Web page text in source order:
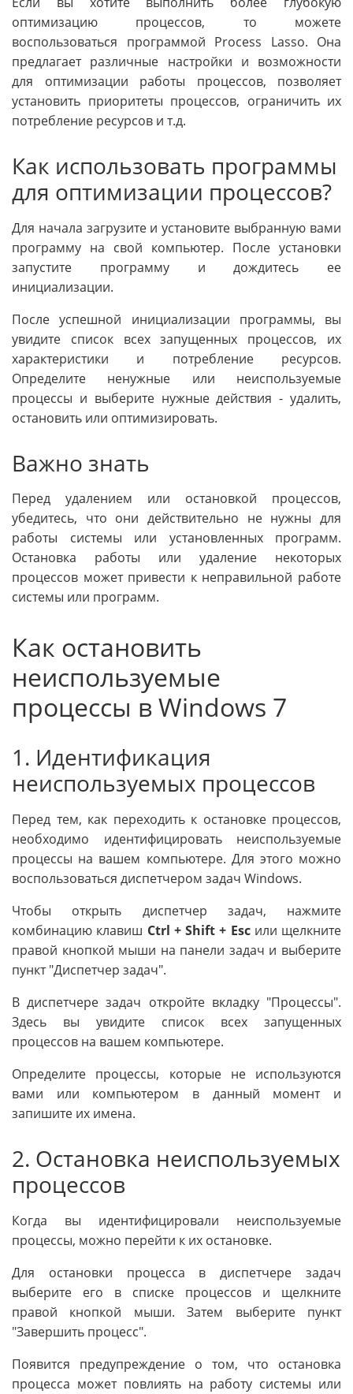
оптимизацию процессов, то можете
воспользоваться программой Process Lasso. Она
предлагает различные настройки и возможности
для оптимизации работы процессов, позволяет
установить приоритеты процессов, ограничить их
потребление ресурсов и т.д.
Как использовать программы
для оптимизации процессов?
Для начала загрузите и установите выбранную вами
программу на свой компьютер. После установки
запустите программу и дождитесь ее
инициализации.
После успешной инициализации программы, вы
увидите список всех запущенных процессов, их
характеристики и потребление ресурсов.
Определите ненужные или неиспользуемые
процессы и выберите нужные действия - удалить,
остановить или оптимизировать.
Важно знать
Перед удалением или остановкой процессов,
убедитесь, что они действительно не нужны для
работы системы или установленных программ.
Остановка работы или удаление некоторых
процессов может привести к неправильной работе
системы или программ.
Как остановить
неиспользуемые
процессы в Windows 7
1. Идентификация
неиспользуемых процессов
Перед тем, как переходить к остановке процессов,
необходимо идентифицировать неиспользуемые
процессы на вашем компьютере. Для этого можно
воспользоваться диспетчером задач Windows.
Чтобы открыть диспетчер задач, нажмите
комбинацию клавиш Ctrl + Shift + Escили щелкните
правой кнопкой мыши на панели задач и выберите
пункт "Диспетчер задач".
В диспетчере задач откройте вкладку "Процессы".
Здесь вы увидите список всех запущенных
процессов на вашем компьютере.
Определите процессы, которые не используются
вами или компьютером в данный момент и
запишите их имена.
2. Остановка неиспользуемых
процессов
Когда вы идентифицировали неиспользуемые
процессы, можно перейти к их остановке.
Для остановки процесса в диспетчере задач
выберите его в списке процессов и щелкните
правой кнопкой мыши. Затем выберите пункт
"Завершить процесс".
Появится предупреждение о том, что остановка
процесса может повлиять на работу системы или